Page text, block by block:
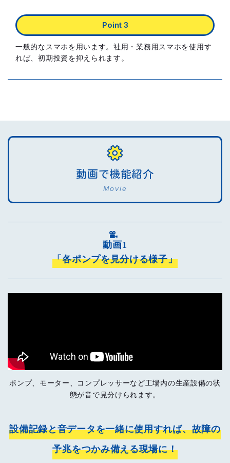
一般的なスマホを用います。社用・業務用スマホを使用す
れば、初期投資を抑えられます。
動画で機能紹介
Movie
動画1
「各ポンプを見分ける様子」
ポンプ、モーター、コンプレッサーなど工場内の生産設備の状
態が音で見分けられます。
設備記録と音データを一緒に使用すれば、故障の
予兆をつかみ備える現場に！